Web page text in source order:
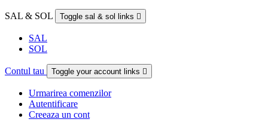
SAL & SOL Toggle sal & sol links 
SAL
SOL
Contul tau Toggle your account links 
Urmarirea comenzilor
Autentificare
Creeaza un cont